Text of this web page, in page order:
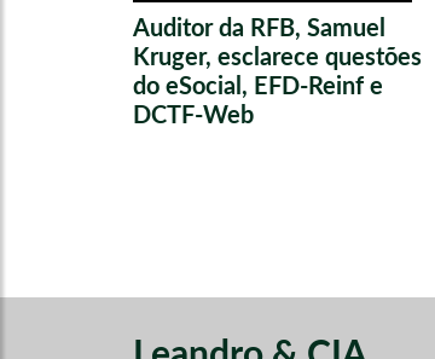
Auditor da RFB, Samuel
Kruger, esclarece questões
do eSocial, EFD-Reinf e
DCTF-Web